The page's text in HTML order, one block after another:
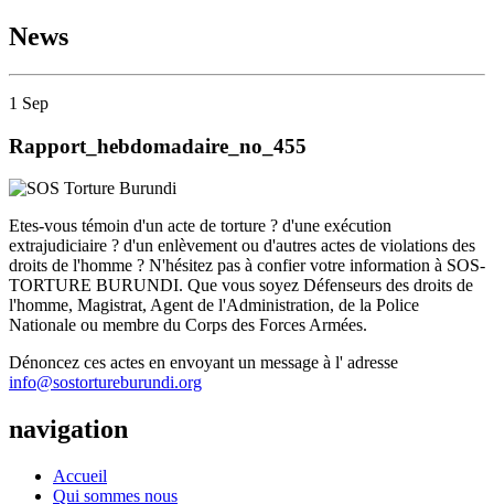
News
1 Sep
Rapport_hebdomadaire_no_455
Etes-vous témoin d'un acte de torture ? d'une exécution
extrajudiciaire ? d'un enlèvement ou d'autres actes de violations des
droits de l'homme ? N'hésitez pas à confier votre information à SOS-
TORTURE BURUNDI. Que vous soyez Défenseurs des droits de
l'homme, Magistrat, Agent de l'Administration, de la Police
Nationale ou membre du Corps des Forces Armées.
Dénoncez ces actes en envoyant un message à l' adresse
info@sostortureburundi.org
navigation
Accueil
Qui sommes nous